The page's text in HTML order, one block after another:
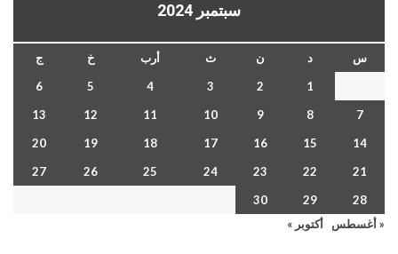
سبتمبر 2024
س د ن ث أرب خ
ج
1
2
3
4
5
6
7
8
9
10
11
12
13
14
15
16
17
18
19
20
21
22
23
24
25
26
27
28
29
30
« أغسطس
أكتوبر »